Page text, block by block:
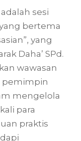
sesi
bertema
yang
Daha’ SPd.
wawasan
pemimpin
mengelola
para
praktis